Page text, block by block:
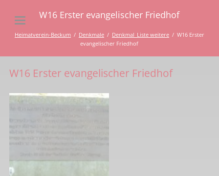
W16 Erster evangelischer Friedhof
Heimatverein-Beckum Denkmale Denkmal_Liste weitere
W16 Erster
evangelischer Friedhof
W16 Erster evangelischer Friedhof